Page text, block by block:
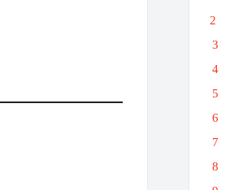
2
3
4
5
6
7
8